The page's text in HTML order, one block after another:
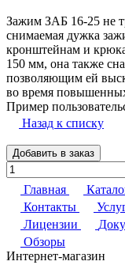
Зажим ЗАБ 16-25 не
снимаемая дужка
кронштейнам и
150 мм, она также
позволяющим ей
во время
Пример
Назад к списку
Добавить в заказ
Главная
Контакты
Лицензии
Обзоры
Интернет-магазин